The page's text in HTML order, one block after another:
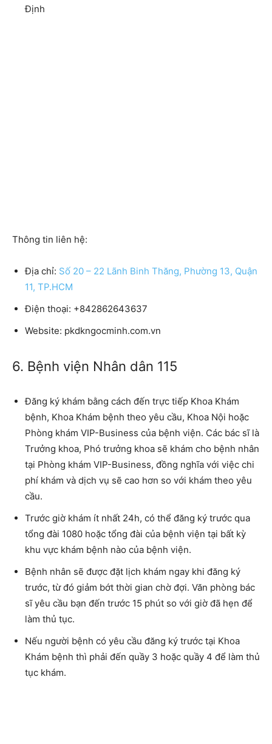
Định
Thông tin liên hệ:
Địa chỉ: Số 20 – 22 Lãnh Binh Thăng, Phường 13, Quận
11, TP.HCM
Điện thoại: +842862643637
Website: pkdkngocminh.com.vn
6. Bệnh viện Nhân dân 115
Đăng ký khám bằng cách đến trực tiếp Khoa Khám
bệnh, Khoa Khám bệnh theo yêu cầu, Khoa Nội hoặc
Phòng khám VIP-Business của bệnh viện. Các bác sĩ là
Trưởng khoa, Phó trưởng khoa sẽ khám cho bệnh nhân
tại Phòng khám VIP-Business, đồng nghĩa với việc chi
phí khám và dịch vụ sẽ cao hơn so với khám theo yêu
cầu.
Trước giờ khám ít nhất 24h, có thể đăng ký trước qua
tổng đài 1080 hoặc tổng đài của bệnh viện tại bất kỳ
khu vực khám bệnh nào của bệnh viện.
Bệnh nhân sẽ được đặt lịch khám ngay khi đăng ký
trước, từ đó giảm bớt thời gian chờ đợi. Văn phòng bác
sĩ yêu cầu bạn đến trước 15 phút so với giờ đã hẹn để
làm thủ tục.
Nếu người bệnh có yêu cầu đăng ký trước tại Khoa
Khám bệnh thì phải đến quầy 3 hoặc quầy 4 để làm thủ
tục khám.